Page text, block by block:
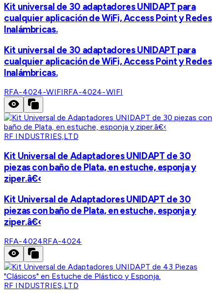
Kit universal de 30 adaptadores UNIDAPT para
cualquier aplicación de WiFi, Access Point y Redes
Inalámbricas.
Kit universal de 30 adaptadores UNIDAPT para
cualquier aplicación de WiFi, Access Point y Redes
Inalámbricas.
RFA-4024-WIFIRFA-4024-WIFI
RF INDUSTRIES,LTD
Kit Universal de Adaptadores UNIDAPT de 30
piezas con baño de Plata, en estuche, esponja y
ziper.â€‹
Kit Universal de Adaptadores UNIDAPT de 30
piezas con baño de Plata, en estuche, esponja y
ziper.â€‹
RFA-4024RFA-4024
RF INDUSTRIES,LTD